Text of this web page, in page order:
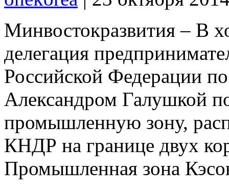
Минвостокразвития – В
делегация
Российской Федерации
Александром Галушкой
промышленную зону,
КНДР на границе двух
Промышленная зона